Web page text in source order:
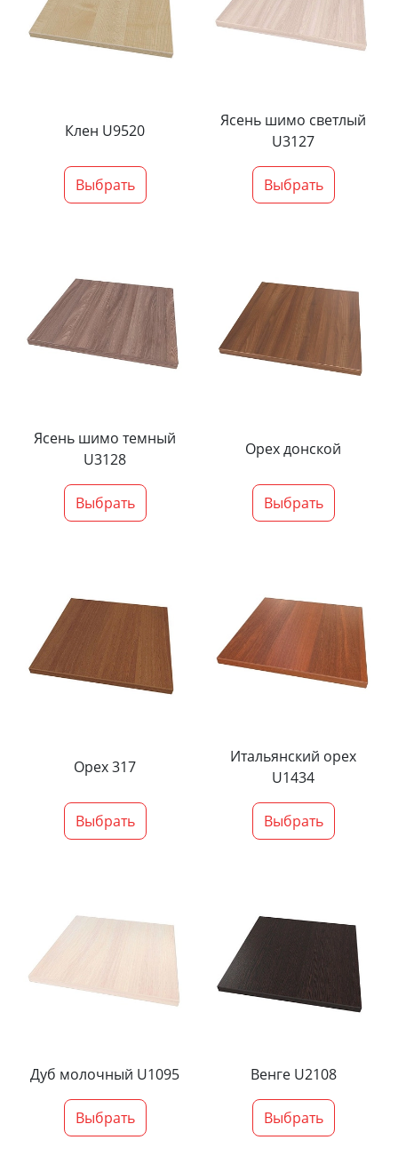
Клен U9520
Выбрать
Ясень шимо светлый
U3127
Выбрать
Ясень шимо темный
U3128
Выбрать
Орех донской
Выбрать
Орех 317
Выбрать
Итальянский орех
U1434
Выбрать
Дуб молочный U1095
Выбрать
Венге U2108
Выбрать